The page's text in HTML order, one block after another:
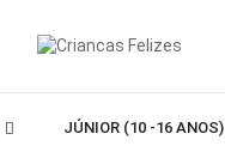
JÚNIOR (10 -16 ANOS)